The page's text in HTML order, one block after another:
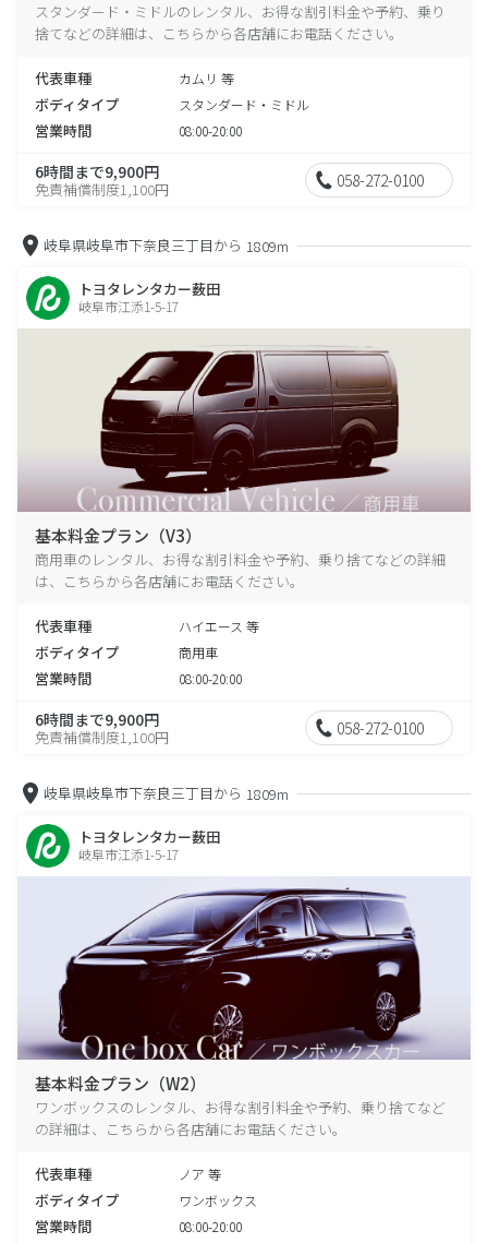
スタンダード・ミドルのレンタル、お得な割引料金や予約、乗り
捨てなどの詳細は、こちらから各店舗にお電話ください。
代表車種 カムリ 等
ボディタイプ スタンダード・ミドル
営業時間 08:00-20:00
6時間まで9,900円
免責補償制度1,100円 058-272-0100
岐阜県岐阜市下奈良三丁目から 1809m
トヨタレンタカー薮田
岐阜市江添1-5-17
基本料金プラン（V3）
商用車のレンタル、お得な割引料金や予約、乗り捨てなどの詳細
は、こちらから各店舗にお電話ください。
代表車種 ハイエース 等
ボディタイプ 商用車
営業時間 08:00-20:00
6時間まで9,900円
免責補償制度1,100円 058-272-0100
岐阜県岐阜市下奈良三丁目から 1809m
トヨタレンタカー薮田
岐阜市江添1-5-17
基本料金プラン（W2）
ワンボックスのレンタル、お得な割引料金や予約、乗り捨てなど
の詳細は、こちらから各店舗にお電話ください。
代表車種 ノア 等
ボディタイプ ワンボックス
営業時間 08:00-20:00